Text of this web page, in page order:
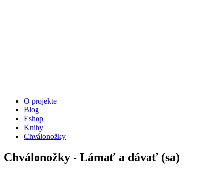
O projekte
Blog
Eshop
Knihy
Chválonožky
Chválonožky - Lámať a dávať (sa)